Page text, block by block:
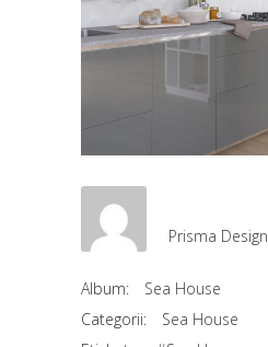
Prisma Design
Album:
Sea House
Categorii:
Sea House